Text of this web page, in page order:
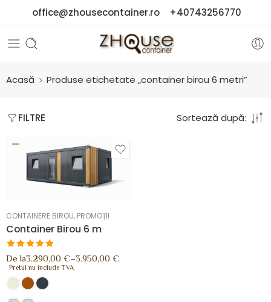
office@zhousecontainer.ro +40743256770
Acasă Produse etichetate „container birou 6 metri”
FILTRE Sortează după:
CONTAINERE BIROU, PROMOȚII
Container Birou 6 m
De la3.290,00 €–3.950,00 €
Pretul nu include TVA